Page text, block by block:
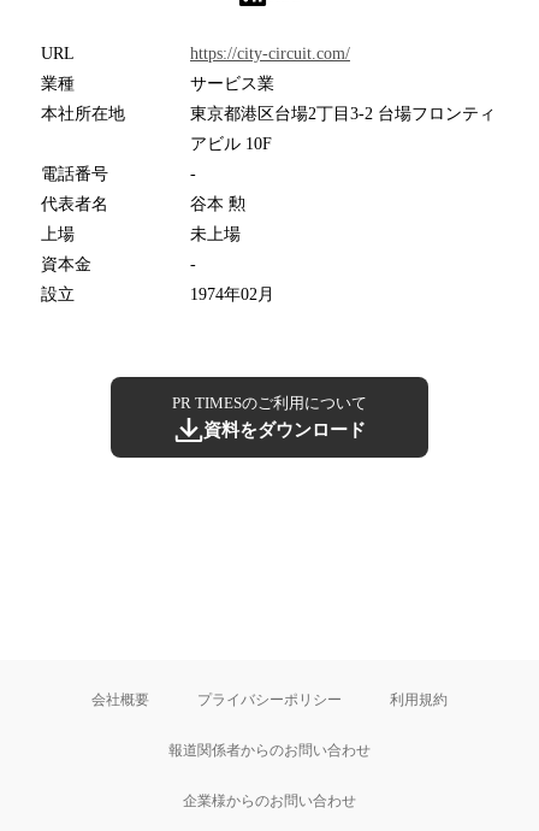
URL
https://city-circuit.com/
業種
サービス業
本社所在地
東京都港区台場2丁目3-2 台場フロンティ
アビル 10F
電話番号
-
代表者名
谷本 勲
上場
未上場
資本金
-
設立
1974年02月
PR TIMESのご利用について
資料をダウンロード
会社概要 プライバシーポリシー 利用規約
報道関係者からのお問い合わせ
企業様からのお問い合わせ